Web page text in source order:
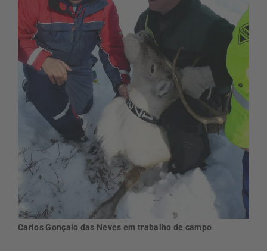
Carlos Gonçalo das Neves em trabalho de campo